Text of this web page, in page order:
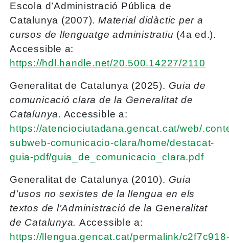
Escola d’Administració Pública de
Catalunya (2007).Material didàctic per a
cursos de llenguatge administratiu (4a ed.).
Accessible a:
https://hdl.handle.net/20.500.14227/2110
Generalitat de Catalunya (2025). Guia de
comunicació clara de la Generalitat de
Catalunya. Accessible a:
https://atenciociutadana.gencat.cat/web/
subweb-comunicacio-clara/home/destacat-
guia-pdf/guia_de_comunicacio_clara.pdf
Generalitat de Catalunya (2010). Guia
d’usos no sexistes de la llengua en els
textos de l’Administració de la Generalitat
de Catalunya. Accessible a:
https://llengua.gencat.cat/permalink/